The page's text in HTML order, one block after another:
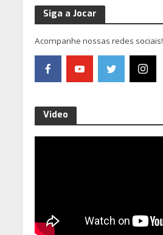
Siga a Jocar
Acompanhe nossas redes sociais!
Video